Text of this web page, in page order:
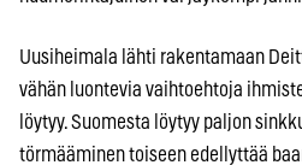
Uusiheimala lähti rakentamaan
vähän luontevia vaihtoehtoja
löytyy. Suomesta löytyy paljon
törmääminen toiseen edellyttää